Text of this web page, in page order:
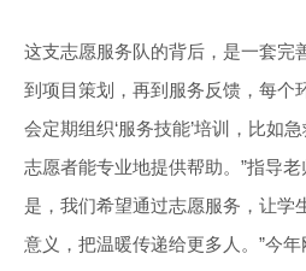
这支志愿服务队的背后，是一套完
到项目策划，再到服务反馈，每个
会定期组织‘服务技能’培训，比如
志愿者能专业地提供帮助。”指导
是，我们希望通过志愿服务，让学
意义，把温暖传递给更多人。”今